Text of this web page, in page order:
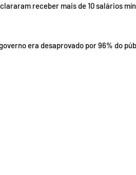
receber mais de 10 salários
era desaprovado por 96% do